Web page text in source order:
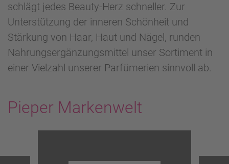
schlägt jedes Beauty-Herz schneller. Zur
Unterstützung der inneren Schönheit und
Stärkung von Haar, Haut und Nägel, runden
Nahrungsergänzungsmittel unser Sortiment in
einer Vielzahl unserer Parfümerien sinnvoll ab.
Pieper Markenwelt